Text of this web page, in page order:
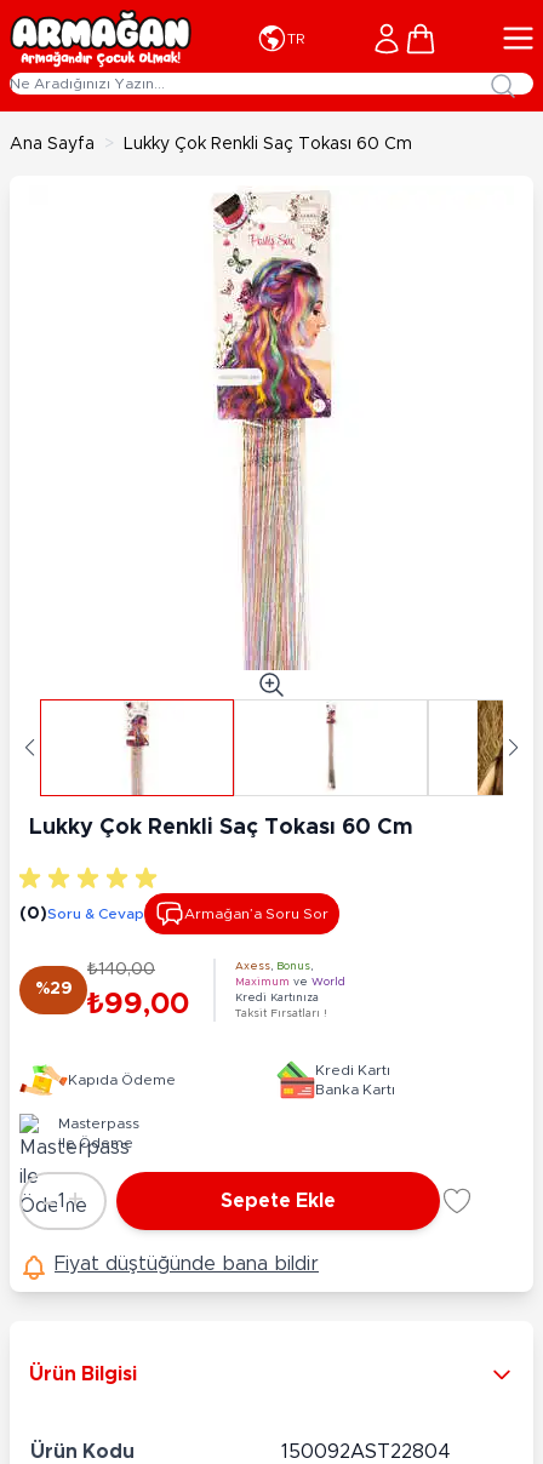
İçeriğe geç
TR Cart
Ana Sayfa > Lukky Çok Renkli Saç Tokası 60 Cm
Lukky Çok Renkli Saç Tokası 60 Cm
(0)Soru & Cevap Armağan’a Soru Sor
%29
₺140,00
₺99,00
Axess Bonus
Maximum ve World
Kredi Kartınıza
Taksit Fırsatları !
Kapıda Ödeme
Kredi Kartı
Banka Kartı
Masterpass
ile Ödeme
Adet
-1 + Sepete Ekle
Fiyat düştüğünde bana bildir
Ürün Bilgisi
Ürün Kodu 150092AST22804